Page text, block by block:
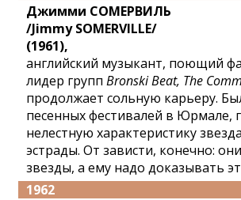
Джимми СОМЕРВИЛЬ
/Jimmy SOMERVILLE/
(1961),
английский музыкант, поющий
лидер групп Bronski Beat, The
продолжает сольную карьеру.
песенных фестивалей в Юрмале,
нелестную характеристику
эстрады. От зависти, конечно:
звезды, а ему надо доказывать
1962